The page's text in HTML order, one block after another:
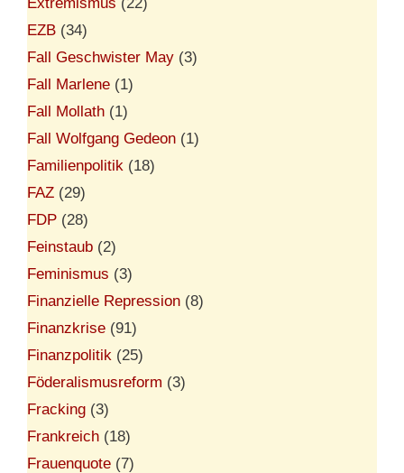
EZB (34)
Fall Geschwister May (3)
Fall Marlene (1)
Fall Mollath (1)
Fall Wolfgang Gedeon (1)
Familienpolitik (18)
FAZ (29)
FDP (28)
Feinstaub (2)
Feminismus (3)
Finanzielle Repression (8)
Finanzkrise (91)
Finanzpolitik (25)
Föderalismusreform (3)
Fracking (3)
Frankreich (18)
Frauenquote (7)